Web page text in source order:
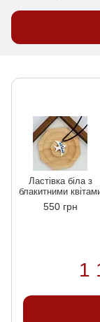
Ластівка біла з
блакитними
550 грн
1